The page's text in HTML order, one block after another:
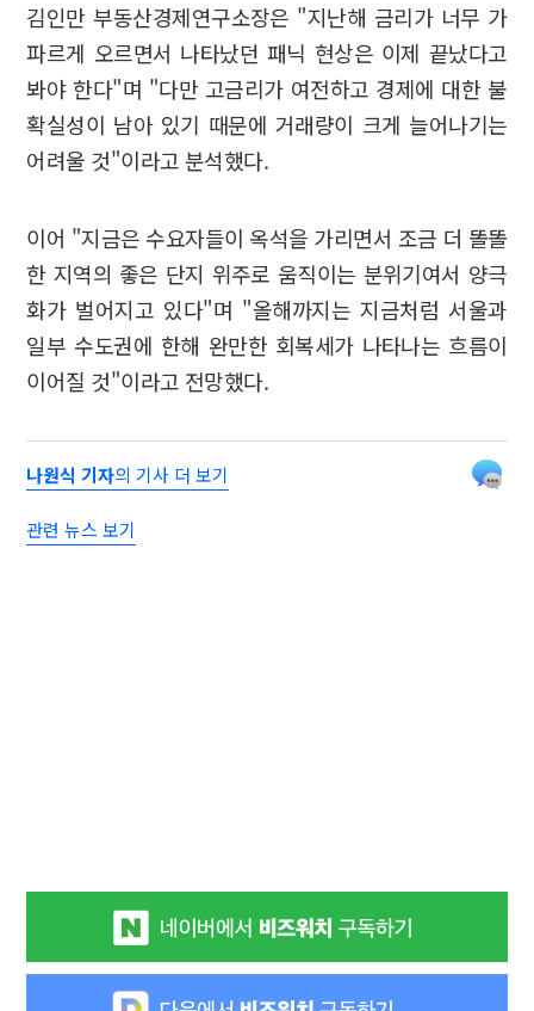
김인만 부동산경제연구소장은 "지난해 금리가 너무 가
파르게 오르면서 나타났던 패닉 현상은 이제 끝났다고
봐야 한다"며 "다만 고금리가 여전하고 경제에 대한 불
확실성이 남아 있기 때문에 거래량이 크게 늘어나기는
어려울 것"이라고 분석했다.
이어 "지금은 수요자들이 옥석을 가리면서 조금 더 똘똘
한 지역의 좋은 단지 위주로 움직이는 분위기여서 양극
화가 벌어지고 있다"며 "올해까지는 지금처럼 서울과
일부 수도권에 한해 완만한 회복세가 나타나는 흐름이
이어질 것"이라고 전망했다.
나원식 기자의 기사 더 보기
관련 뉴스 보기